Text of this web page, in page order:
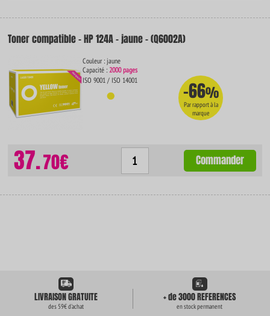
Toner compatible - HP 124A - jaune - (Q6002A)
Couleur : jaune
Capacité :2000 pages
ISO 9001 / ISO 14001
-66%
Par rapport à la
marque
37.70€ Commander
LIVRAISON GRATUITE
des 59€ d'achat
+ de 3000 REFERENCES
en stock permanent